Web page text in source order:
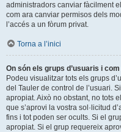
administradors canviar fàcilment
com ara canviar permisos dels
l’accés a un fòrum privat.
Torna a l’inici
On són els grups d’usuaris i com
Podeu visualitzar tots els grups
del Tauler de control de l’usuari.
apropiat. Això no obstant, no tots
que s’aprovi la vostra sol·licitud
fins i tot poden ser ocults. Si el
apropiat. Si el grup requereix